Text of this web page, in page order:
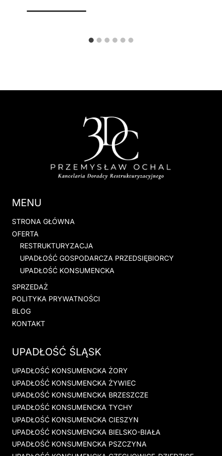
MENU
STRONA GŁÓWNA
OFERTA
RESTRUKTURYZACJA
UPADŁOŚĆ GOSPODARCZA PRZEDSIĘBIORCY
UPADŁOŚĆ KONSUMENCKA
SPRZEDAŻ
POLITYKA PRYWATNOŚCI
BLOG
KONTAKT
UPADŁOŚĆ ŚLĄSK
UPADŁOŚĆ KONSUMENCKA ŻORY
UPADŁOŚĆ KONSUMENCKA ŻYWIEC
UPADŁOŚĆ KONSUMENCKA BRZESZCZE
UPADŁOŚĆ KONSUMENCKA TYCHY
UPADŁOŚĆ KONSUMENCKA CIESZYN
UPADŁOŚĆ KONSUMENCKA BIELSKO-BIAŁA
UPADŁOŚĆ KONSUMENCKA PSZCZYNA